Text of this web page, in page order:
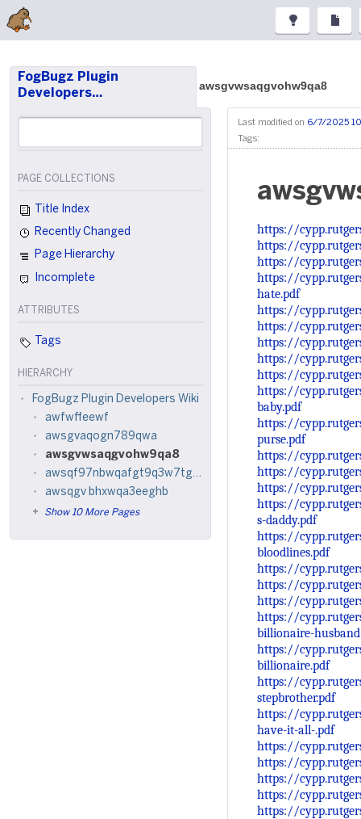
FogBugz Plugin
Developers…
awsgvwsaqgvohw9qa8
PAGE COLLECTIONS
Title Index
Recently Changed
Page Hierarchy
Incomplete
ATTRIBUTES
Tags
HIERARCHY
FogBugz Plugin Developers Wiki
awfwffeewf
awsgvaqogn789qwa
awsgvwsaqgvohw9qa8
awsqf97nbwqafgt9q3w7tg3q92pwnt
awsqgv bhxwqa3eeghb
Show 10 More Pages
Last modified on 6/7/2025
Tags:
https://
https://
https://
https://
hate.pdf
https://
https://
https://
https://
https://
https://
baby.pdf
https://
purse.pdf
https://
https://
https://
https://
s-daddy.pdf
https://
bloodlines.pdf
https://
https://
https://
https://
billionaire-
https://
billionaire.pdf
https://
stepbrother.pdf
https://
have-it-all-.pdf
https://
https://
https://
https://
https://